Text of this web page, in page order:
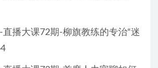
直播大课72期-柳旗教练的专治“迷